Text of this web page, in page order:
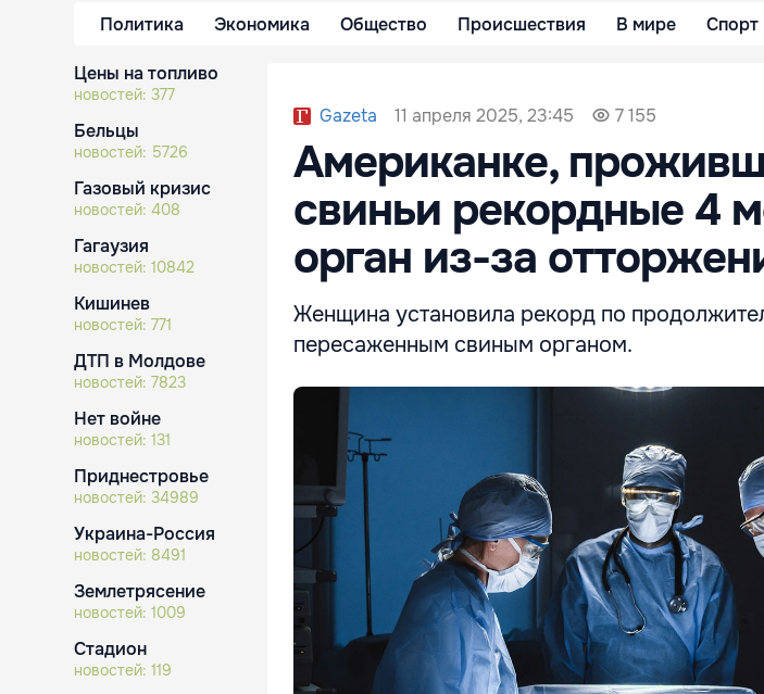
Политика Экономика Общество Происшествия В мире Спорт
Цены на топливо
новостей: 377
Бельцы
новостей: 5726
Газовый кризис
новостей: 408
Гагаузия
новостей: 10842
Кишинев
новостей: 771
ДТП в Молдове
новостей: 7823
Нет войне
новостей: 131
Приднестровье
новостей: 34989
Украина-Россия
новостей: 8491
Землетрясение
новостей: 1009
Стадион
новостей: 119
Gazeta 11 апреля 2025, 23:45 7 155
Американке,
свиньи рекордные 4
орган из-за
Женщина установила рекорд по
пересаженным свиным органом.